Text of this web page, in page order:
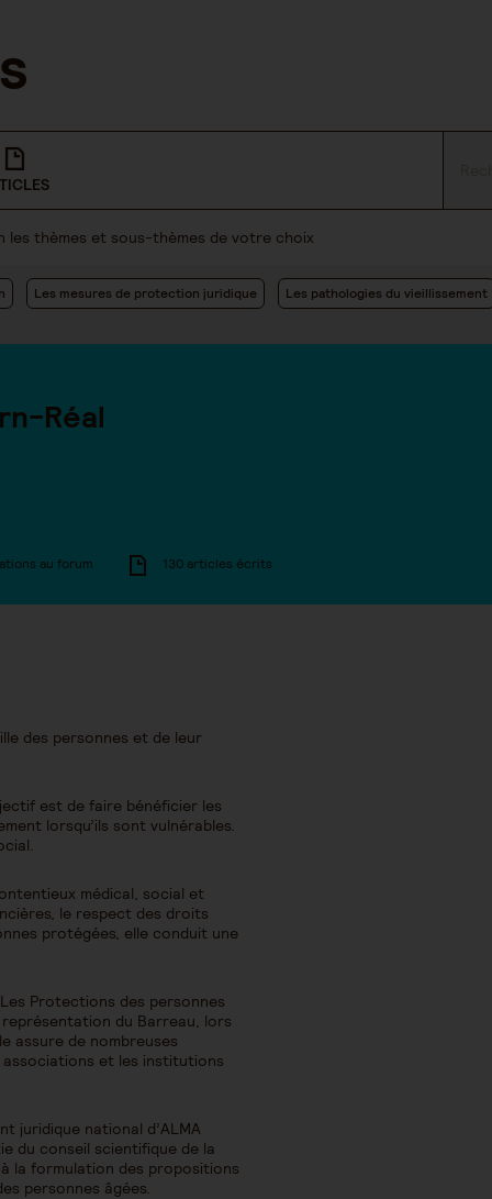
thèmes et sous-thèmes de votre choix
Les mesures de protection juridique Les pathologies du vieillissement
Réal
au forum 130 articles écrits
des personnes et de leur
est de faire bénéficier les
lorsqu’ils sont vulnérables.
médical, social et
le respect des droits
protégées, elle conduit une
Protections des personnes
du Barreau, lors
assure de nombreuses
associations et les institutions
juridique national d’ALMA
du conseil scientifique de la
à la formulation des propositions
personnes âgées.